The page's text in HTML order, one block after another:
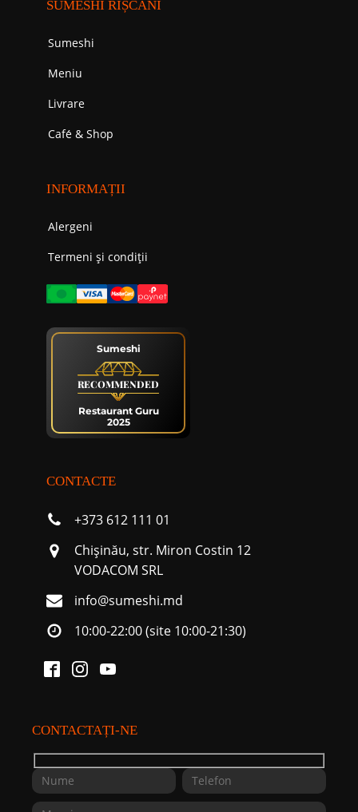
SUMESHI RÎȘCANI
Sumeshi
Meniu
Livrare
Cafе́ & Shop
INFORMAȚII
Alergeni
Termeni și condiții
Sumeshi
RECOMMENDED
Restaurant Guru
2025
CONTACTE
+373 612 111 01
Chişinău, str. Miron Costin 12
VODACOM SRL
info@sumeshi.md
10:00-22:00 (site 10:00-21:30)
CONTACTAȚI-NE